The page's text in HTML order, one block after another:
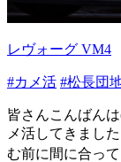
レヴォーグ VM4
#カメ活 #松長団
皆さんこんばん
メ活してきまし